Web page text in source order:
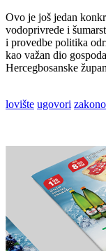
Ovo je još jedan
vodoprivrede i
i provedbe politika
kao važan dio
Hercegbosanske
lovište ugovori